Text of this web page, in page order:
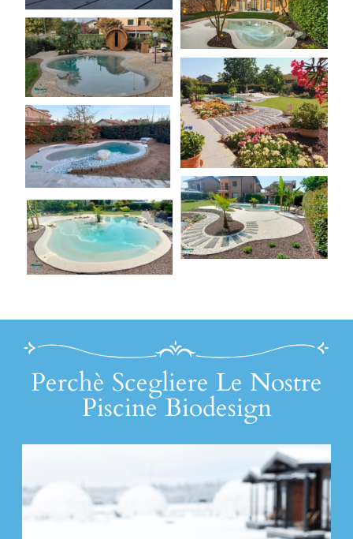
Perchè Scegliere Le Nostre
Piscine Biodesign